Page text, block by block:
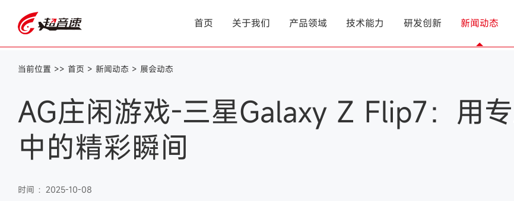
首页 关于我们 产品领域 技术能力 研发创新 新闻动态
当前位置 >> 首页 > 新闻动态 > 展会动态
AG庄闲游戏-三星Galaxy Z Flip7：用
中的精彩瞬间
时间 ：2025-10-08